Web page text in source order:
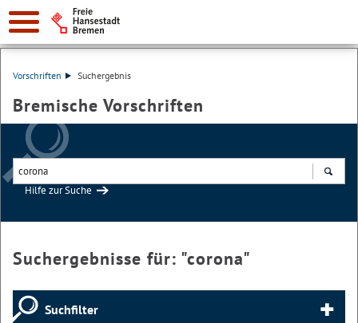
Vorschriften Suchergebnis
Bremische Vorschriften
Hilfe zur Suche
Suchergebnisse für: "corona"
Suchfilter